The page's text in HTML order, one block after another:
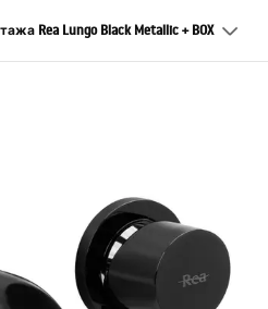
Rea Lungo Black Metallic + BOX